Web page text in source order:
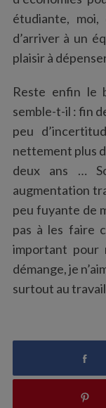
étudiante,
d’arriver à un
plaisir à
Reste enfin le
semble-t-il : fin
peu
nettement plus
deux ans …
augmentation
peu fuyante de
pas à les faire
important pour
démange, je
surtout au